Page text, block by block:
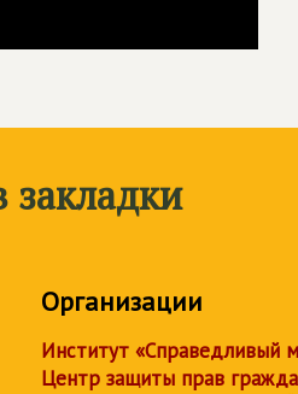
закладки
Организации
Институт «Справедливый
Центр защиты прав